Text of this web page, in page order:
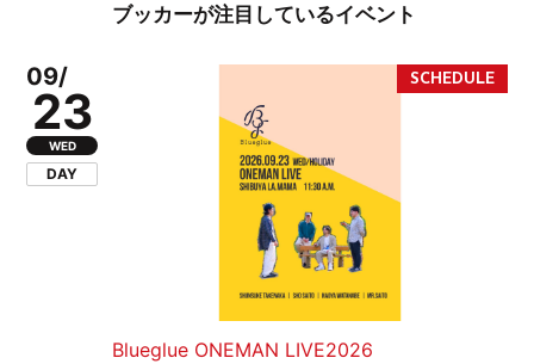
ブッカーが注目しているイベント
09/
23
WED
DAY
Blueglue ONEMAN LIVE2026